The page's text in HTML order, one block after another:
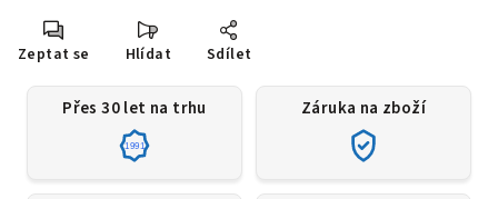
Zeptat se Hlídat Sdílet
Přes 30 let na trhu
1991
Záruka na zboží